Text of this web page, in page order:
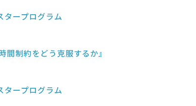
タープログラム
制約をどう克服するか』
タープログラム